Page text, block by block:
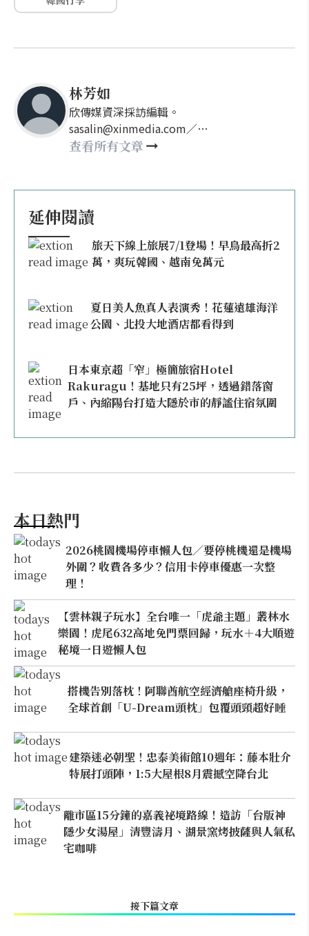
林芳如
欣傳媒資深採訪編輯。
sasalin@xinmedia.com／
happy21917@gmail.com
查看所有文章
延伸閱讀
旅天下線上旅展7/1登場！早鳥最高折2
萬，爽玩韓國、越南免萬元
夏日美人魚真人表演秀！花蓮遠雄海洋
公園、北投大地酒店都看得到
日本東京超「窄」極簡旅宿Hotel
Rakuragu！基地只有25坪，透過錯落窗
戶、內縮陽台打造大隱於市的靜謐住宿氛圍
本日熱門
2026桃園機場停車懶人包／要停桃機還是機場
外圍？收費各多少？信用卡停車優惠一次整
理！
【雲林親子玩水】全台唯一「虎爺主題」叢林水
樂園！虎尾632高地免門票回歸，玩水＋4大順遊
秘境一日遊懶人包
搭機告別落枕！阿聯酋航空經濟艙座椅升級，
全球首創「U-Dream頭枕」包覆頭頸超好睡
建築迷必朝聖！忠泰美術館10週年：藤本壯介
特展打頭陣，1:5大屋根8月震撼空降台北
離市區15分鐘的嘉義祕境路線！造訪「台版神
隱少女湯屋」清豐濤月、湖景窯烤披薩與人氣私
宅咖啡
接下篇文章